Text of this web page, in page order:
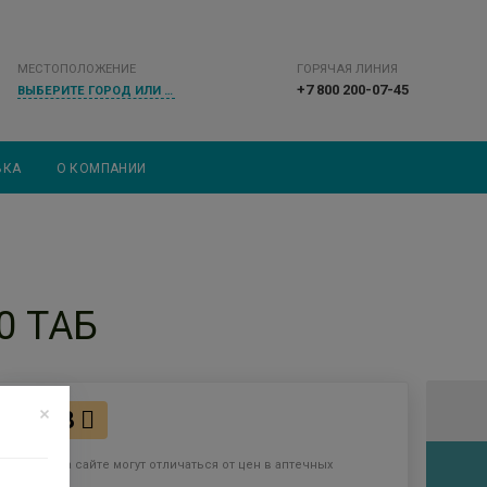
МЕСТОПОЛОЖЕНИЕ
ВЫБЕРИТЕ ГОРОД ИЛИ НАСЕЛЕННЫЙ ПУНКТ
ГОРЯЧАЯ ЛИНИЯ
+7 800 200-07-45
О КОМПАНИИ
ТАБ
118
Цены на сайте могут отличаться от цен в аптечных